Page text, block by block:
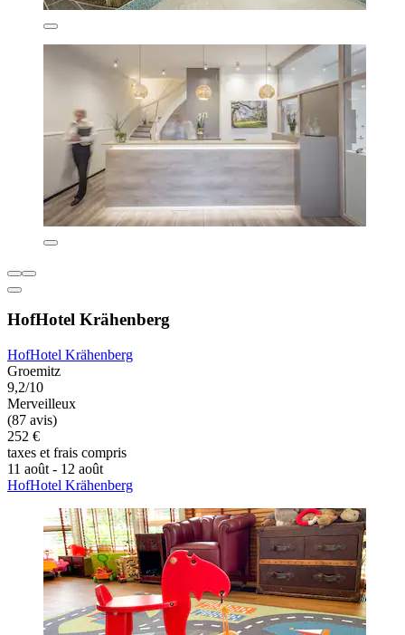
HofHotel Krähenberg
HofHotel Krähenberg
Groemitz
9,2/10
Merveilleux
(87 avis)
252 €
taxes et frais compris
11 août - 12 août
HofHotel Krähenberg